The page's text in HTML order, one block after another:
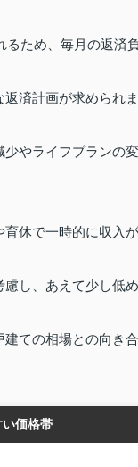
るため、毎月の返済
済計画が求められま
少やライフプランの変
休で一時的に収入が
慮し、あえて少し低め
建ての相場との向き合
価格帯